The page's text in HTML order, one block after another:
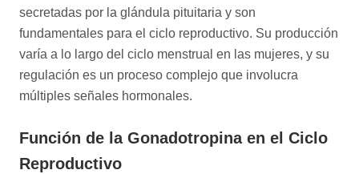
secretadas por la glándula pituitaria y son
fundamentales para el ciclo reproductivo. Su producción
varía a lo largo del ciclo menstrual en las mujeres, y su
regulación es un proceso complejo que involucra
múltiples señales hormonales.
Función de la Gonadotropina en el Ciclo
Reproductivo